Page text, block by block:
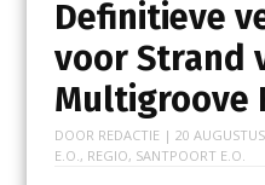
Definitieve
voor Strand
Multigroove
DOOR REDACTIE | 20
E.O. , REGIO, SANTPOORT E.O.